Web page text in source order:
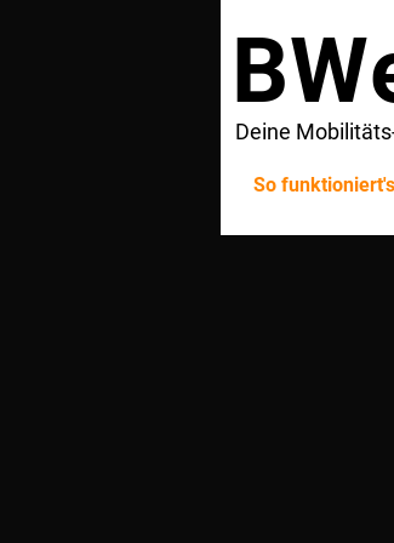
Deine
So funktioniert's